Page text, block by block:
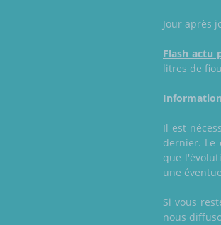
Jour après
Flash actu
litres de
Il est
dernier. Le
que
une
Si vous
nous